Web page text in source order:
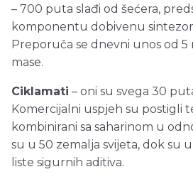
– 700 puta slađi od šećera,
komponentu dobivenu
Preporuča se dnevni unos od
mase.
Ciklamati – oni su svega 30
Komercijalni uspjeh su postigli
kombinirani sa saharinom u
su u 50 zemalja svijeta, dok su
liste sigurnih aditiva.